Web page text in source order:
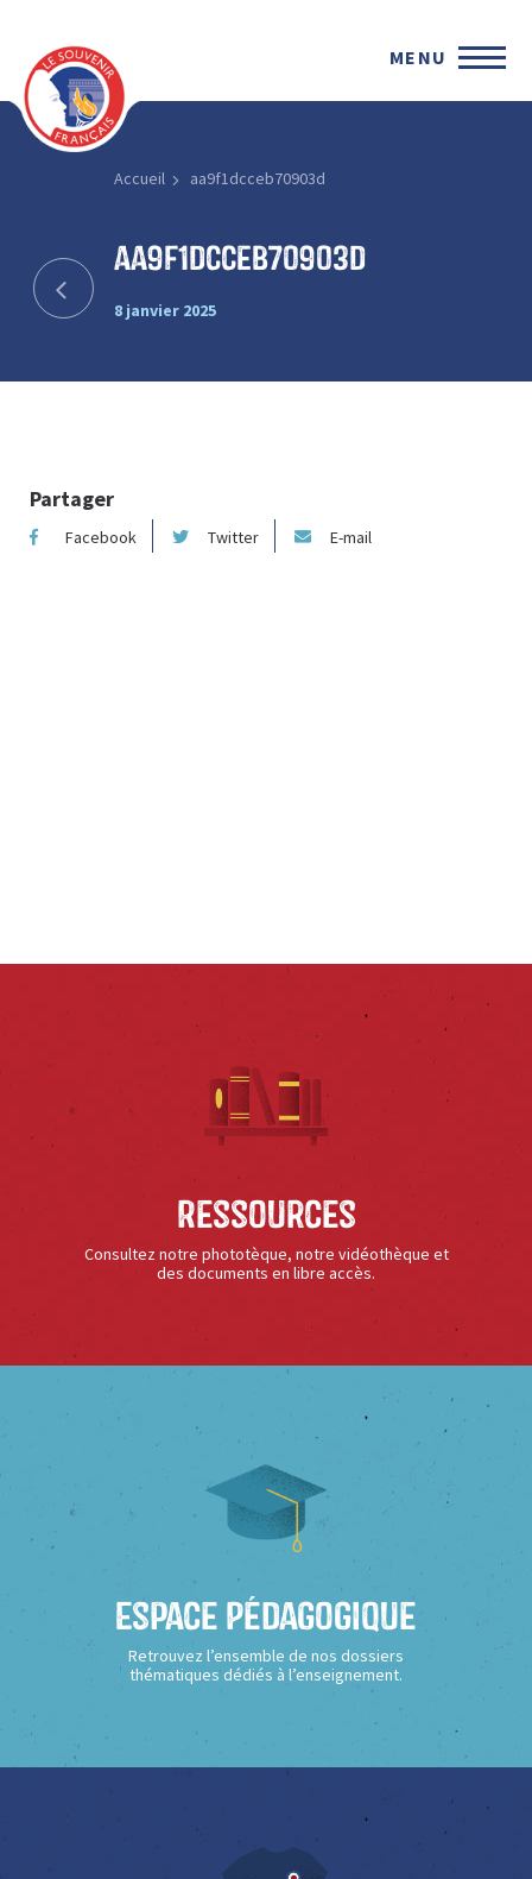
MENU
Accueil aa9f1dcceb70903d
aa9f1dcceb70903d
8 janvier 2025
Partager
Facebook Twitter E-mail
Ressources
Consultez notre phototèque, notre vidéothèque et
des documents en libre accès.
Espace Pédagogique
Retrouvez l’ensemble de nos dossiers
thématiques dédiés à l’enseignement.